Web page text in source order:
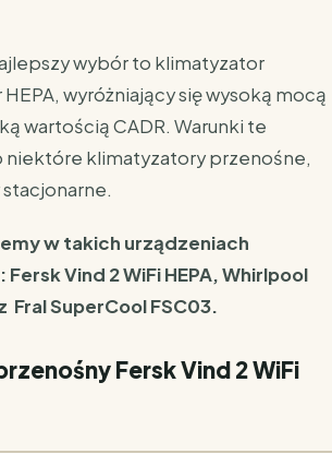
wybór to klimatyzator
wyróżniający się wysoką mocą
wartością CADR. Warunki te
niektóre klimatyzatory przenośne,
w takich urządzeniach
Vind 2 WiFi HEPA, Whirlpool
Fral SuperCool FSC03.
Fersk Vind 2 WiFi